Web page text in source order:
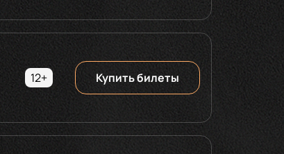
12+ Купить билеты